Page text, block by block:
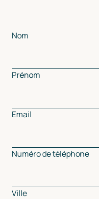
Nom
Prénom
Email
Numéro de téléphone
Ville